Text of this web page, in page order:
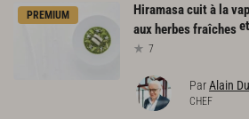
PREMIUM
Hiramasa cuit à la
aux herbes fraîches
7
ParAlain
CHEF